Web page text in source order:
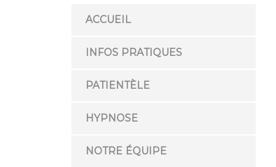
ACCUEIL
INFOS PRATIQUES
PATIENTÈLE
HYPNOSE
NOTRE ÉQUIPE